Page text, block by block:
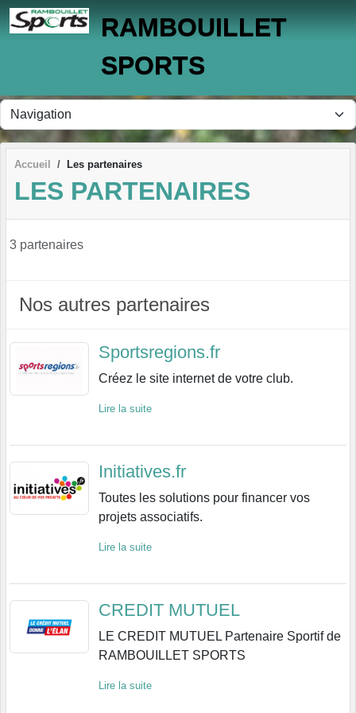
RAMBOUILLET
SPORTS
Accueil Les partenaires
LES PARTENAIRES
3 partenaires
Nos autres partenaires
Sportsregions.fr
Créez le site internet de votre club.
Lire la suite
Initiatives.fr
Toutes les solutions pour financer vos
projets associatifs.
Lire la suite
CREDIT MUTUEL
LE CREDIT MUTUEL Partenaire Sportif de
RAMBOUILLET SPORTS
Lire la suite
Panneau de gestion des cookies